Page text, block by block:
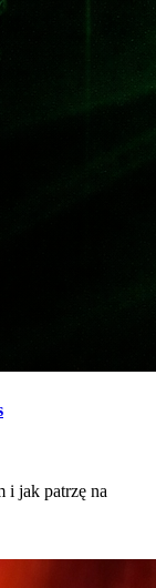
i jak patrzę na